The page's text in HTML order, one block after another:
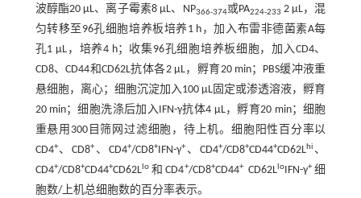
波醇酯20 μL、离子霉素8 μL、NP366-374或PA224-233 2 μL，混
匀转移至96孔细胞培养板培养1 h，加入布雷非德菌素A每
孔1 μL，培养4 h；收集96孔细胞培养板细胞，加入CD4、
CD8、CD44和CD62L抗体各2 μL，孵育20 min；PBS缓冲液重
悬细胞，离心；细胞沉淀加入100 μL固定或渗透溶液，孵育
20 min；细胞洗涤后加入IFN-γ抗体4 μL，孵育20 min；细胞
重悬用300目筛网过滤细胞，待上机。细胞阳性百分率以
CD4+、CD8+、CD4+/CD8+IFN-γ+、CD4+/CD8+CD44+CD62L hi 、
CD4+/CD8+CD44+CD62L lo和CD4+/CD8+CD44+CD62L loIFN-γ+细
胞数/上机总细胞数的百分率表示。